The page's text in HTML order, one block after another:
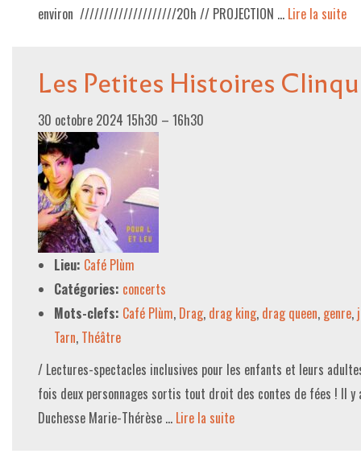
environ ////////////////////20h // PROJECTION … Lire la suite­­
Les Petites Histoires
30 octobre 2024 15h30 – 16h30
Lieu: Café Plùm
Catégories: concerts
Mots-clefs: Café Plùm, Drag, drag king, drag queen, genre,
Tarn, Théâtre
/ Lectures-spectacles inclusives pour les enfants et leurs
fois deux personnages sortis tout droit des contes de fées ! Il y
Duchesse Marie-Thérèse … Lire la suite­­